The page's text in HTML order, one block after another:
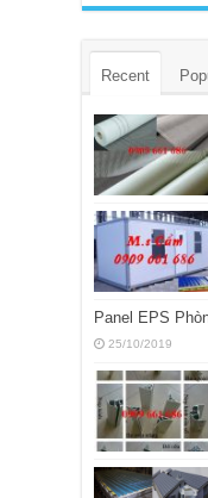
Recent
Panel EPS
25/10/2019